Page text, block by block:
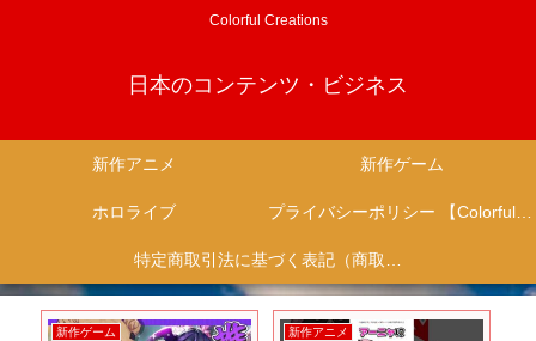
Colorful Creations
日本のコンテンツ・ビジネス
新作アニメ 新作ゲーム
ホロライブ プライバシーポリシー 【Colorful Creation】
特定商取引法に基づく表記（商取引に関する開示）
新作ゲーム 新作アニメ